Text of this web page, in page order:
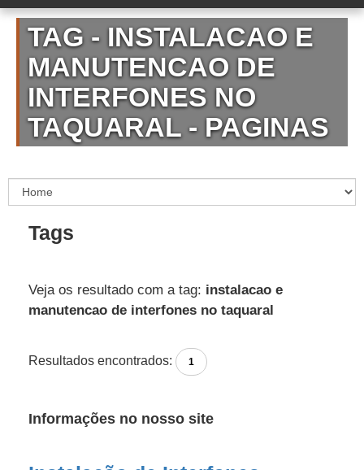
TAG - INSTALACAO E
MANUTENCAO DE
INTERFONES NO
TAQUARAL - PAGINAS
Tags
Veja os resultado com a tag: instalacao e
manutencao de interfones no taquaral
Resultados encontrados: 1
Informações no nosso site